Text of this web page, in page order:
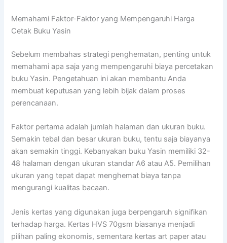
Memahami Faktor-Faktor yang Mempengaruhi Harga
Cetak Buku Yasin
Sebelum membahas strategi penghematan, penting untuk
memahami apa saja yang mempengaruhi biaya percetakan
buku Yasin. Pengetahuan ini akan membantu Anda
membuat keputusan yang lebih bijak dalam proses
perencanaan.
Faktor pertama adalah jumlah halaman dan ukuran buku.
Semakin tebal dan besar ukuran buku, tentu saja biayanya
akan semakin tinggi. Kebanyakan buku Yasin memiliki 32-
48 halaman dengan ukuran standar A6 atau A5. Pemilihan
ukuran yang tepat dapat menghemat biaya tanpa
mengurangi kualitas bacaan.
Jenis kertas yang digunakan juga berpengaruh signifikan
terhadap harga. Kertas HVS 70gsm biasanya menjadi
pilihan paling ekonomis, sementara kertas art paper atau